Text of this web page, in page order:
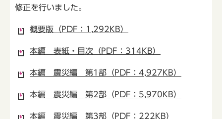
修正を行いました。
概要版（PDF：1,292KB）
本編 表紙・目次（PDF：314KB）
本編 震災編 第1部（PDF：4,927KB）
本編 震災編 第2部（PDF：5,970KB）
本編 震災編 第3部（PDF：222KB）